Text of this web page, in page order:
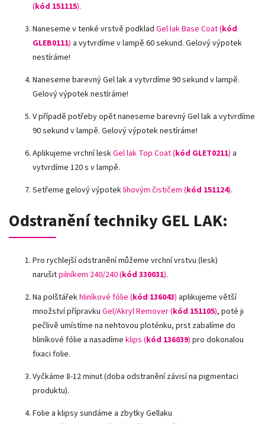
(kód 151115).
Naneseme v tenké vrstvě podklad Gel lak Base Coat (kód
GLEB0111) a vytvrdíme v lampě 60 sekund. Gelový výpotek
nestíráme!
Naneseme barevný Gel lak a vytvrdíme 90 sekund v lampě.
Gelový výpotek nestíráme!
V případě potřeby opět naneseme barevný Gel lak a vytvrdíme
90 sekund v lampě. Gelový výpotek nestíráme!
Aplikujeme vrchní leskGel lak Top Coat (kód GLET0211) a
vytvrdíme 120 s v lampě.
Setřeme gelový výpoteklihovým čističem (kód 151124).
Odstranění techniky GEL LAK:
Pro rychlejší odstranění můžeme vrchní vrstvu (lesk)
narušitpilníkem 240/240 (kód 330031).
Na polštářekhliníkové fólie (kód 136043) aplikujeme větší
množství přípravku Gel/Akryl Remover (kód 151105), poté ji
pečlivě umístíme na nehtovou ploténku, prst zabalíme do
hliníkové fólie a nasadíme klips (kód 136039) pro dokonalou
fixaci folie.
Vyčkáme 8-12 minut (doba odstranění závisí na pigmentaci
produktu).
Folie a klipsy sundáme a zbytky Gellaku